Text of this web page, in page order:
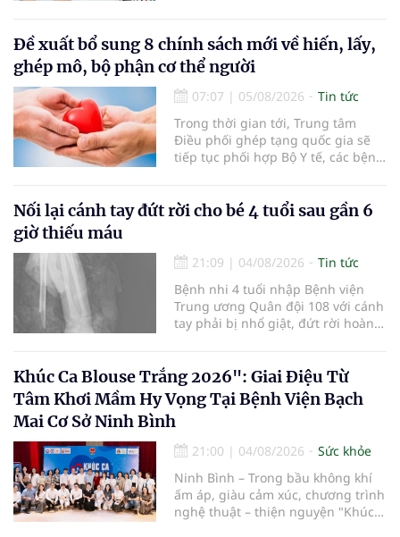
nhận 32.286.360 người, chiếm gần
30% dân số cả nước đã được khám
sức khỏe định kỳ năm nay.
Đề xuất bổ sung 8 chính sách mới về hiến, lấy,
ghép mô, bộ phận cơ thể người
07:07 | 05/08/2026
Tin tức
Trong thời gian tới, Trung tâm
Điều phối ghép tạng quốc gia sẽ
tiếp tục phối hợp Bộ Y tế, các bệnh
cường truyền thông, hoàn thiện
quy trình chuyên môn và hệ thống
hiến và ghép mô tạng.
Nối lại cánh tay đứt rời cho bé 4 tuổi sau gần 6
giờ thiếu máu
21:09 | 04/08/2026
Tin tức
Bệnh nhi 4 tuổi nhập Bệnh viện
Trung ương Quân đội 108 với cánh
tay phải bị nhổ giật, đứt rời hoàn
thương nặng và thời gian thiếu
máu kéo dài, các bác sĩ đã tái lập
tuần hoàn thành công sau ca vi
phẫu kéo dài 3 giờ.
Khúc Ca Blouse Trắng 2026": Giai Điệu Từ
Tâm Khơi Mầm Hy Vọng Tại Bệnh Viện Bạch
Mai Cơ Sở Ninh Bình
21:00 | 04/08/2026
Sức khỏe
Ninh Bình – Trong bầu không khí
ấm áp, giàu cảm xúc, chương trình
nghệ thuật – thiện nguyện "Khúc